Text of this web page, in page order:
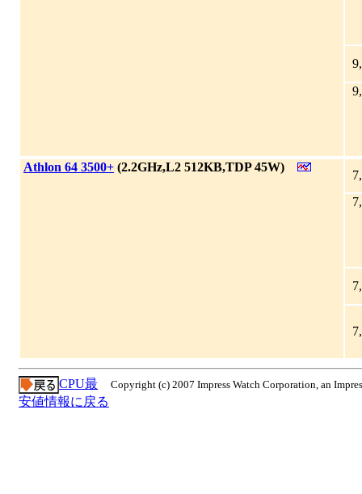
Athlon 64 3500+ (2.2GHz,L2 512KB,TDP 45W)
Copyright (c) 2007 Impress Watch Corporation, an
CPU最
安値情報に戻る